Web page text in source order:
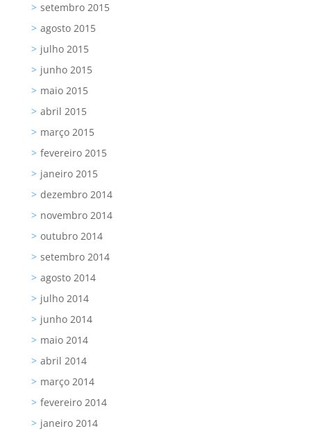
setembro 2015
agosto 2015
julho 2015
junho 2015
maio 2015
abril 2015
março 2015
fevereiro 2015
janeiro 2015
dezembro 2014
novembro 2014
outubro 2014
setembro 2014
agosto 2014
julho 2014
junho 2014
maio 2014
abril 2014
março 2014
fevereiro 2014
janeiro 2014